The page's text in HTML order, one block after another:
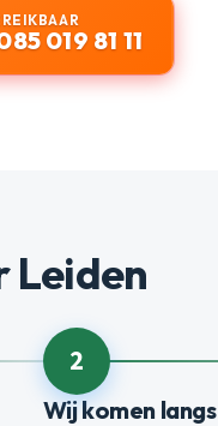
019 81 11
Leiden
2
Wij komen langs